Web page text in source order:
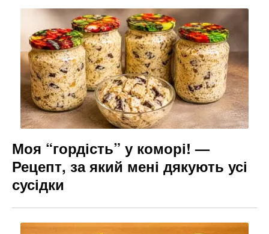
Моя “гордість” у коморі! —
Рецепт, за який мені дякують усі
сусідки